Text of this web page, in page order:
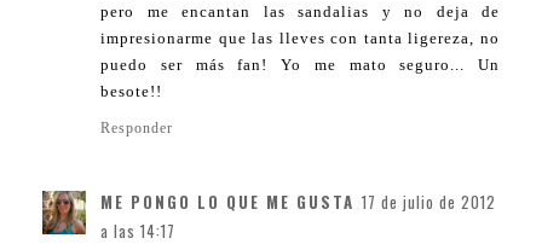
pero me encantan las sandalias y no deja de
impresionarme que las lleves con tanta ligereza, no
puedo ser más fan! Yo me mato seguro... Un
besote!!
Responder
ME PONGO LO QUE ME GUSTA 17 de julio de 2012
a las 14:17